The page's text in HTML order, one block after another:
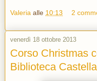
Valeria alle 10:13 2
venerdì 18 ottobre 2013
Corso Christmas
Biblioteca